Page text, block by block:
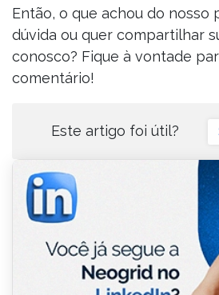
Então, o que achou do nosso
dúvida ou quer compartilhar
conosco? Fique à vontade
comentário!
Este artigo foi útil?